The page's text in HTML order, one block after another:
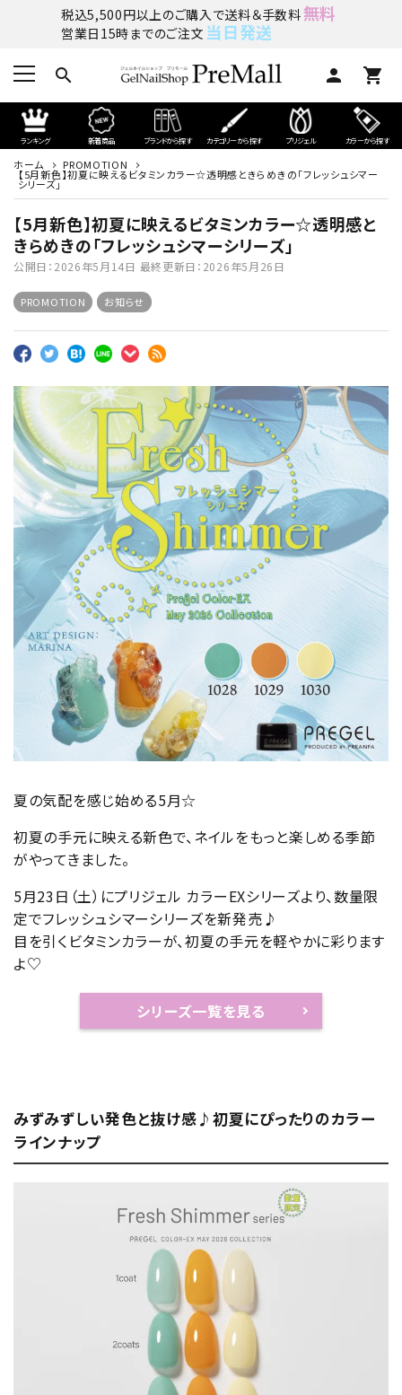
税込5,500円以上のご購入で送料＆手数料無料
営業日15時までのご注文 当日発送
search person shopping_cart
ランキング 新着商品 ブランドから探す カテゴリーから探す プリジェル カラーから探す
ホーム PROMOTION
【5月新色】初夏に映えるビタミンカラー☆透明感ときらめきの「フレッシュシマー
シリーズ」
【5月新色】初夏に映えるビタミンカラー☆透明感と
きらめきの「フレッシュシマーシリーズ」
公開日： 2026年5月14日 最終更新日： 2026年5月26日
PROMOTION お知らせ
夏の気配を感じ始める5月☆
初夏の手元に映える新色で、ネイルをもっと楽しめる季節
がやってきました。
5月23日（土）にプリジェル カラーEXシリーズより、数量限
定でフレッシュシマーシリーズを新発売♪
目を引くビタミンカラーが、初夏の手元を軽やかに彩ります
よ♡
シリーズ一覧を見る
みずみずしい発色と抜け感♪初夏にぴったりのカラー
ラインナップ